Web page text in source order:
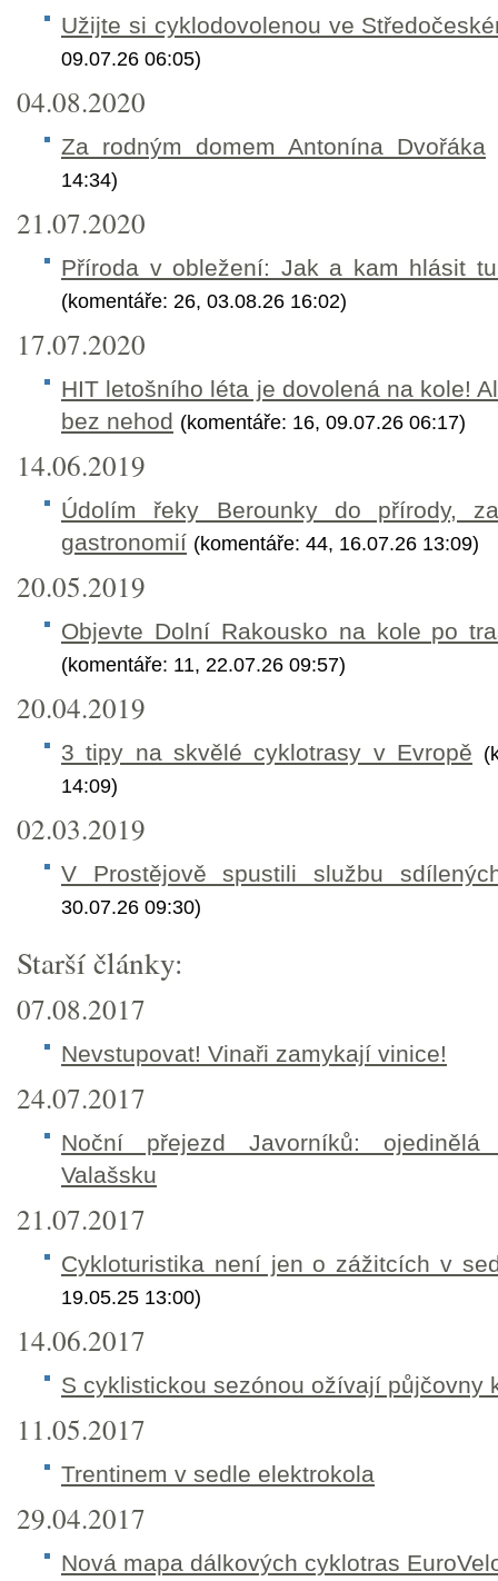
Užijte si cyklodovolenou ve
09.07.26 06:05)
04.08.2020
Za rodným domem Antonína Dvořáka
14:34)
21.07.2020
Příroda v obležení: Jak a kam hlásit
(komentáře: 26, 03.08.26 16:02)
17.07.2020
HIT letošního léta je dovolená na kole!
bez nehod (komentáře: 16, 09.07.26 06:17)
14.06.2019
Údolím řeky Berounky do přírody,
gastronomií (komentáře: 44, 16.07.26 13:09)
20.05.2019
Objevte Dolní Rakousko na kole po
(komentáře: 11, 22.07.26 09:57)
20.04.2019
3 tipy na skvělé cyklotrasy v Evropě
14:09)
02.03.2019
V Prostějově spustili službu
30.07.26 09:30)
Starší články:
07.08.2017
Nevstupovat! Vinaři zamykají vinice!
24.07.2017
Noční přejezd Javorníků:
Valašsku
21.07.2017
Cykloturistika není jen o zážitcích v
19.05.25 13:00)
14.06.2017
S cyklistickou sezónou ožívají půjčovny
11.05.2017
Trentinem v sedle elektrokola
29.04.2017
Nová mapa dálkových cyklotras